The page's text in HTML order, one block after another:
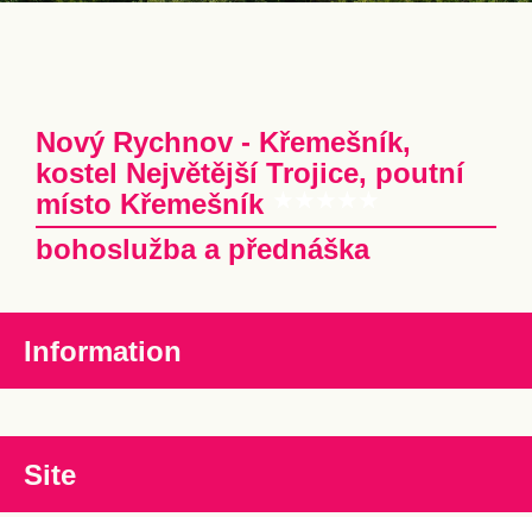
Nový Rychnov - Křemešník,
kostel Největější Trojice, poutní
místo Křemešník
bohoslužba a přednáška
Information
Site